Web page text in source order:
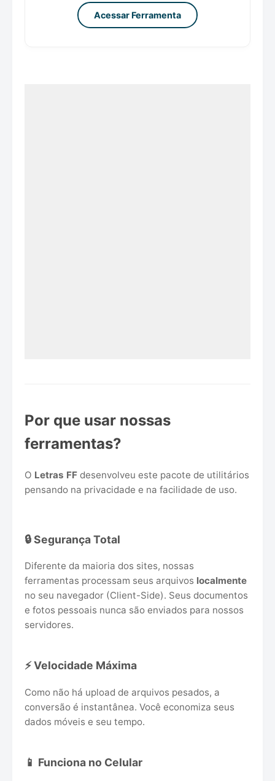
Acessar Ferramenta
Por que usar nossas
ferramentas?
O Letras FF desenvolveu este pacote de utilitários
pensando na privacidade e na facilidade de uso.
🔒 Segurança Total
Diferente da maioria dos sites, nossas
ferramentas processam seus arquivos localmente
no seu navegador (Client-Side). Seus documentos
e fotos pessoais nunca são enviados para nossos
servidores.
⚡ Velocidade Máxima
Como não há upload de arquivos pesados, a
conversão é instantânea. Você economiza seus
dados móveis e seu tempo.
📱 Funciona no Celular